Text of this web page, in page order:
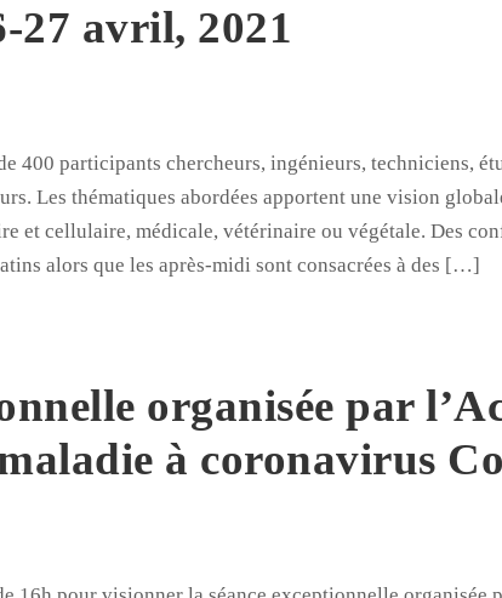
27 avril, 2021
400 participants chercheurs, ingénieurs, techniciens,
Les thématiques abordées apportent une vision
et cellulaire, médicale, vétérinaire ou végétale. Des
alors que les après-midi sont consacrées à des […]
organisée par
à coronavirus